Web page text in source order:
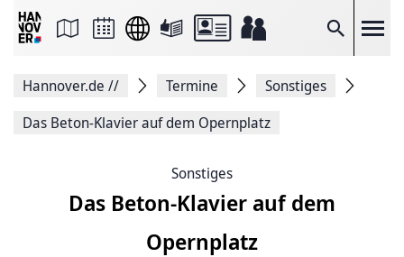
Suche
Seite
Facebook
Hannover.de // Termine
Sonstiges
Das Beton-Klavier auf dem Opernplatz
Sonstiges
Das Beton-Klavier auf dem
Opernplatz